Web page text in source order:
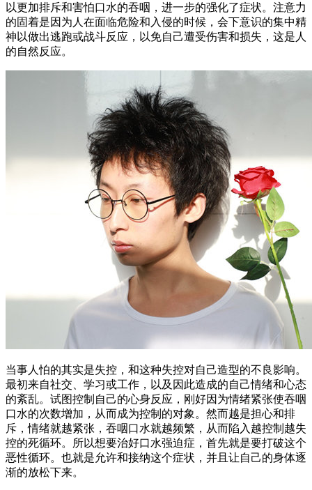
以更加排斥和害怕口水的吞咽，进一步的强化了症状。注意力
的固着是因为人在面临危险和入侵的时候，会下意识的集中精
神以做出逃跑或战斗反应，以免自己遭受伤害和损失，这是人
的自然反应。
当事人怕的其实是失控，和这种失控对自己造型的不良影响。
最初来自社交、学习或工作，以及因此造成的自己情绪和心态
的紊乱。试图控制自己的心身反应，刚好因为情绪紧张使吞咽
口水的次数增加，从而成为控制的对象。然而越是担心和排
斥，情绪就越紧张，吞咽口水就越频繁，从而陷入越控制越失
控的死循环。所以想要治好口水强迫症，首先就是要打破这个
恶性循环。也就是允许和接纳这个症状，并且让自己的身体逐
渐的放松下来。